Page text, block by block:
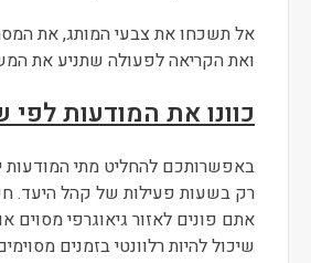
אל תשכחו את צבעי המותג, את
ואת הקריאה לפעולה שתניע את
כוונו את המודעות לפי
באפשרותכם להחליט מתי המודעות
רק בשעות פעילות של קהל היעד.
אתם פונים לאזור גיאוגרפי מסוים
שיכול להיות רלוונטי בזמנים